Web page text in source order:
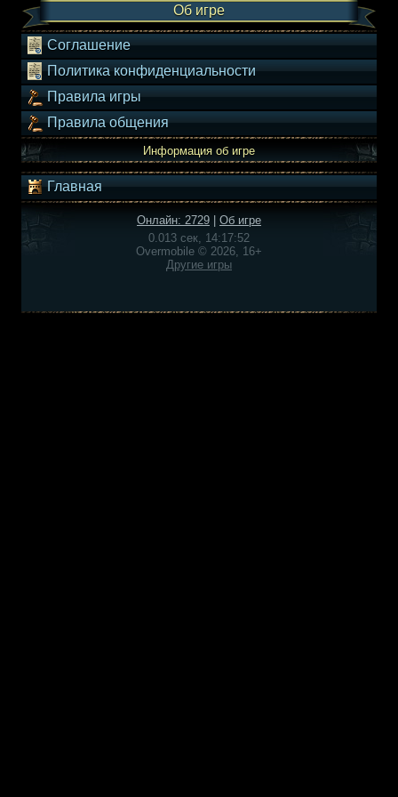
Об игре
Соглашение
Политика конфиденциальности
Правила игры
Правила общения
Информация об игре
Главная
Онлайн: 2729
Об игре
0.013 сек, 14:17:52
Overmobile © 2026, 16+
Другие игры